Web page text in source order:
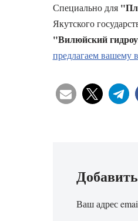
Специально для
Якутского
"Вилюйский
предлагаем вашему
Ваш адрес